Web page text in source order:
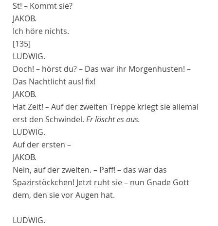
St! – Kommt sie?
JAKOB.
Ich höre nichts.
[135]
LUDWIG.
Doch! – hörst du? – Das war ihr Morgenhusten! –
Das Nachtlicht aus! fix!
JAKOB.
Hat Zeit! – Auf der zweiten Treppe kriegt sie allemal
erst den Schwindel. Er löscht es aus.
LUDWIG.
Auf der ersten –
JAKOB.
Nein, auf der zweiten. – Paff! – das war das
Spazirstöckchen! Jetzt ruht sie – nun Gnade Gott
dem, den sie vor Augen hat.
LUDWIG.